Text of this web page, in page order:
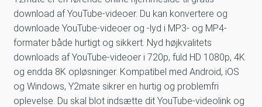
download af YouTube-videoer. Du kan konvertere og
downloade YouTube-videoer og -lyd i MP3- og MP4-
formater både hurtigt og sikkert. Nyd højkvalitets
downloads af YouTube-videoer i 720p, fuld HD 1080p, 4K
og endda 8K opløsninger. Kompatibel med Android, iOS
og Windows, Y2mate sikrer en hurtig og problemfri
oplevelse. Du skal blot indsætte dit YouTube-videolink og